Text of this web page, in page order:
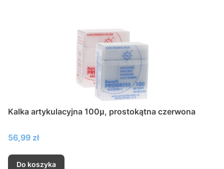
Kalka artykulacyjna 100μ, prostokątna czerwona
Cena
56,99 zł
Do koszyka